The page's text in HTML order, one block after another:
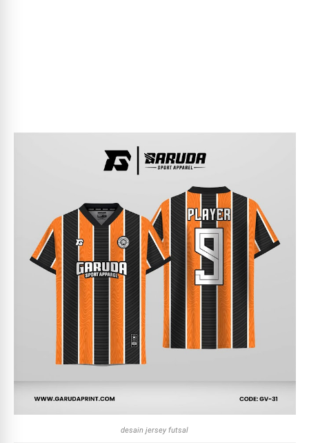
desain jersey futsal